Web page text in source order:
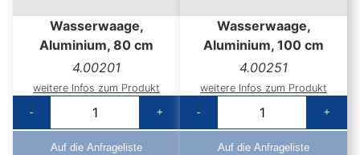
Wasserwaage,
Aluminium, 80 cm
4.00201
weitere Infos zum Produkt
-
+
Auf die Anfrageliste
Wasserwaage,
Aluminium, 100 cm
4.00251
weitere Infos zum Produkt
-
+
Auf die Anfrageliste